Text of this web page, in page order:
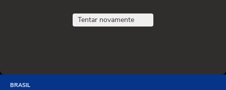
Tentar novamente
BRASIL